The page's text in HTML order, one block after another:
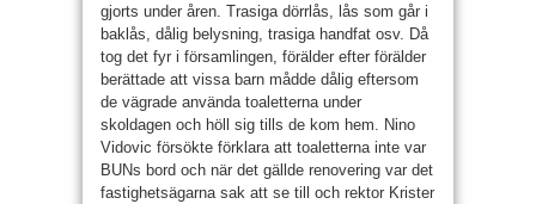
gjorts under åren. Trasiga dörrlås, lås som går i
baklås, dålig belysning, trasiga handfat osv. Då
tog det fyr i församlingen, förälder efter förälder
berättade att vissa barn mådde dålig eftersom
de vägrade använda toaletterna under
skoldagen och höll sig tills de kom hem. Nino
Vidovic försökte förklara att toaletterna inte var
BUNs bord och när det gällde renovering var det
fastighetsägarna sak att se till och rektor Krister